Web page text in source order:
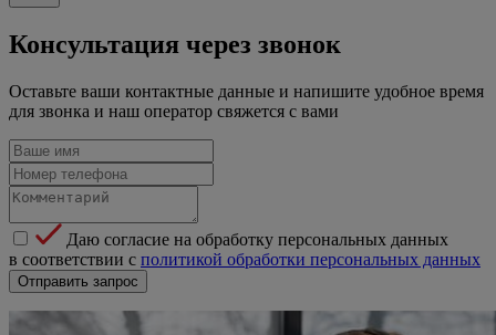
Консультация через звонок
Оставьте ваши контактные данные и напишите удобное время
для звонка и наш оператор свяжется с вами
Даю согласие на обработку персональных данных
в соответствии с политикой обработки персональных данных
Отправить запрос